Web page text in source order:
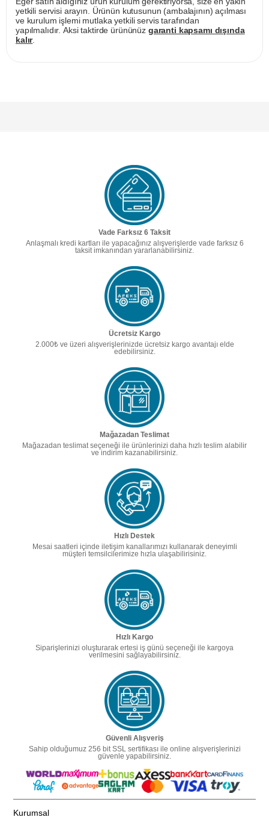
yetkili servisi arayın. Ürünün kutusunun (ambalajının) açılması
ve kurulum işlemi mutlaka yetkili servis tarafından
yapılmalıdır. Aksi taktirde ürününüz garanti kapsamı dışında
kalır.
Vade Farksız 6 Taksit
Anlaşmalı kredi kartları ile yapacağınız alışverişlerde vade farksız 6
taksit imkanından yararlanabilirsiniz.
Ücretsiz Kargo
2.000₺ ve üzeri alışverişlerinizde ücretsiz kargo avantajı elde
edebilirsiniz.
Mağazadan Teslimat
Mağazadan teslimat seçeneği ile ürünlerinizi daha hızlı teslim alabilir
ve indirim kazanabilirsiniz.
Hızlı Destek
Mesai saatleri içinde iletişim kanallarımızı kullanarak deneyimli
müşteri temsilcilerimize hızla ulaşabilirisiniz.
Hızlı Kargo
Siparişlerinizi oluşturarak ertesi iş günü seçeneği ile kargoya
verilmesini sağlayabilirsiniz.
Güvenli Alışveriş
Sahip olduğumuz 256 bit SSL sertifikası ile online alışverişlerinizi
güvenle yapabilirsiniz.
Kurumsal